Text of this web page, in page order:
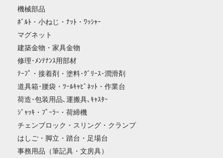
機械部品
ﾎﾞﾙﾄ・小ねじ・ﾅｯﾄ・ﾜｯｼｬｰ
マグネット
建築金物・家具金物
修理･ﾒﾝﾃﾅﾝｽ用部材
ﾃｰﾌﾟ・接着剤・塗料･ｸﾞﾘｰｽ･潤滑剤
道具箱･腰袋・ﾂｰﾙｷｬﾋﾞﾈｯﾄ・作業台
荷造･包装用品､運搬具､ｷｬｽﾀｰ
ｼﾞｬｯｷ・ﾌﾟｰﾗｰ・荷締機
チェンブロック・スリング・クランプ
はしご・脚立・踏台・足場台
事務用品（筆記具・文房具）